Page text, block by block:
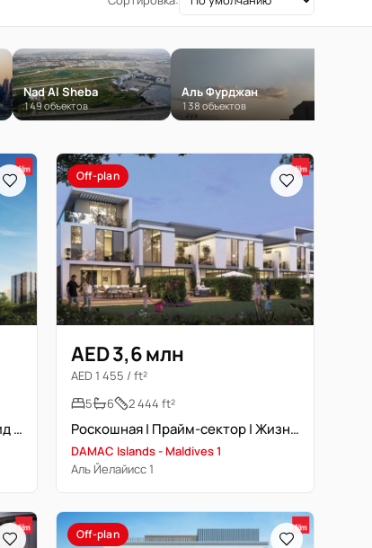
Nad Al Sheba
149 объектов
Аль Фурджан
138 объектов
Высокий этаж | Бурж Халифа | Вид на канал
Off-plan
AED 3,6 млн
AED 1 455 / ft²
5
6 2 444 ft²
Роскошная | Прайм-сектор | Жизнь у Crystal Lagoon
DAMAC Islands - Maldives 1
Аль Йелайисс 1
Off-plan